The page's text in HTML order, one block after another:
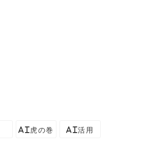
AI虎の巻 AI活用